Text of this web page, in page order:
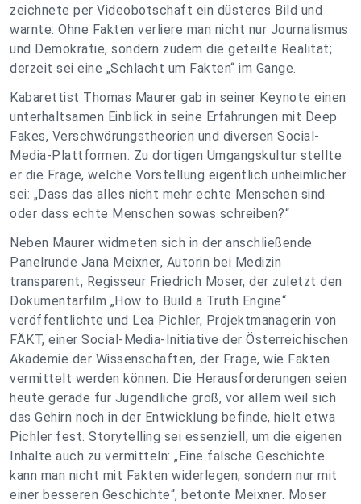
zeichnete per Videobotschaft ein düsteres Bild und
warnte: Ohne Fakten verliere man nicht nur Journalismus
und Demokratie, sondern zudem die geteilte Realität;
derzeit sei eine „Schlacht um Fakten“ im Gange.
Kabarettist Thomas Maurer gab in seiner Keynote einen
unterhaltsamen Einblick in seine Erfahrungen mit Deep
Fakes, Verschwörungstheorien und diversen Social-
Media-Plattformen. Zu dortigen Umgangskultur stellte
er die Frage, welche Vorstellung eigentlich unheimlicher
sei: „Dass das alles nicht mehr echte Menschen sind
oder dass echte Menschen sowas schreiben?“
Neben Maurer widmeten sich in der anschließende
Panelrunde Jana Meixner, Autorin bei Medizin
transparent, Regisseur Friedrich Moser, der zuletzt den
Dokumentarfilm „How to Build a Truth Engine“
veröffentlichte und Lea Pichler, Projektmanagerin von
FÄKT, einer Social-Media-Initiative der Österreichischen
Akademie der Wissenschaften, der Frage, wie Fakten
vermittelt werden können. Die Herausforderungen seien
heute gerade für Jugendliche groß, vor allem weil sich
das Gehirn noch in der Entwicklung befinde, hielt etwa
Pichler fest. Storytelling sei essenziell, um die eigenen
Inhalte auch zu vermitteln: „Eine falsche Geschichte
kann man nicht mit Fakten widerlegen, sondern nur mit
einer besseren Geschichte“, betonte Meixner. Moser